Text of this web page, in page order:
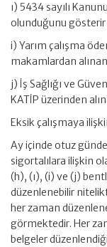
ı) 5434 sayılı
olunduğunu gösterir
i) Yarım çalışma
makamlardan
j) İş Sağlığı ve
KATİP üzerinden
Eksik çalışmaya
Ay içinde otuz
sigortalılara ilişkin
(h), (ı), (i) ve (j)
düzenlenebilir
her zaman
görmektedir. Her
belgeler